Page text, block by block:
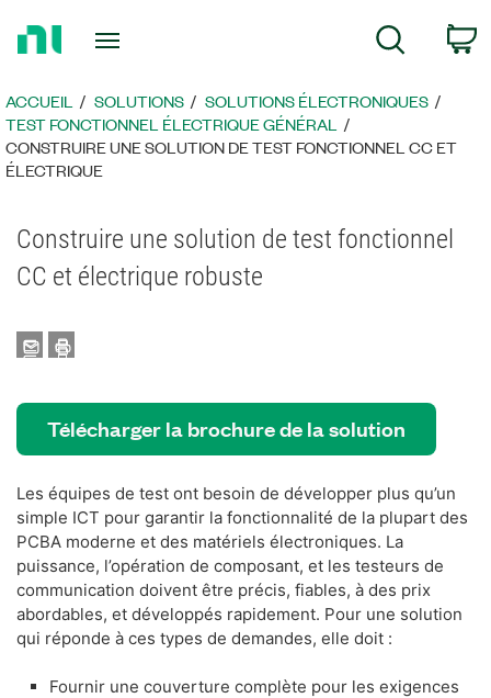
page
d’accueil
ACCUEIL SOLUTIONS
SOLUTIONS ÉLECTRONIQUES
TEST FONCTIONNEL ÉLECTRIQUE GÉNÉRAL
CONSTRUIRE UNE SOLUTION DE TEST FONCTIONNEL CC ET
ÉLECTRIQUE
Construire une solution de test fonctionnel
CC et électrique robuste
Télécharger la brochure de la solution
Les équipes de test ont besoin de développer plus qu’un
simple ICT pour garantir la fonctionnalité de la plupart des
PCBA moderne et des matériels électroniques. La
puissance, l’opération de composant, et les testeurs de
communication doivent être précis, fiables, à des prix
abordables, et développés rapidement. Pour une solution
qui réponde à ces types de demandes, elle doit :
Fournir une couverture complète pour les exigences